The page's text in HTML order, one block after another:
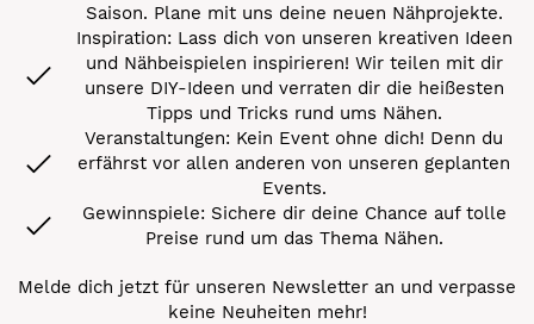
Saison. Plane mit uns deine neuen Nähprojekte.
Inspiration: Lass dich von unseren kreativen Ideen
und Nähbeispielen inspirieren! Wir teilen mit dir
unsere DIY-Ideen und verraten dir die heißesten
Tipps und Tricks rund ums Nähen.
Veranstaltungen: Kein Event ohne dich! Denn du
erfährst vor allen anderen von unseren geplanten
Events.
Gewinnspiele: Sichere dir deine Chance auf tolle
Preise rund um das Thema Nähen.
Melde dich jetzt für unseren Newsletter an und verpasse
keine Neuheiten mehr!